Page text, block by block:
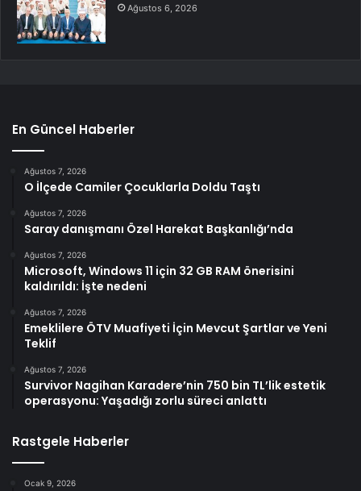
Ağustos 6, 2026
En Güncel Haberler
Ağustos 7, 2026
O İlçede Camiler Çocuklarla Doldu Taştı
Ağustos 7, 2026
Saray danışmanı Özel Harekat Başkanlığı’nda
Ağustos 7, 2026
Microsoft, Windows 11 için 32 GB RAM önerisini
kaldırıldı: İşte nedeni
Ağustos 7, 2026
Emeklilere ÖTV Muafiyeti İçin Mevcut Şartlar ve Yeni
Teklif
Ağustos 7, 2026
Survivor Nagihan Karadere’nin 750 bin TL’lik estetik
operasyonu: Yaşadığı zorlu süreci anlattı
Rastgele Haberler
Ocak 9, 2026